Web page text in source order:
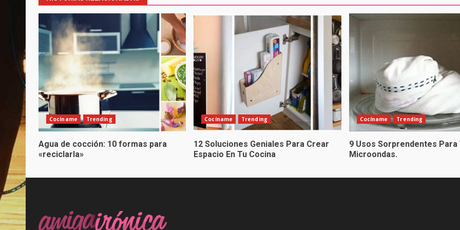
Cocíname Trending
Agua de cocción: 10 formas para
«reciclarla»
Cocíname Trending
12 Soluciones Geniales Para Crear
Espacio En Tu Cocina
Cocíname Trending
9 Usos Sorprendentes Para
Microondas.